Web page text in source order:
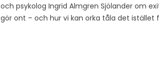
och psykolog Ingrid Almgren Sjölander om
gör ont – och hur vi kan orka tåla det